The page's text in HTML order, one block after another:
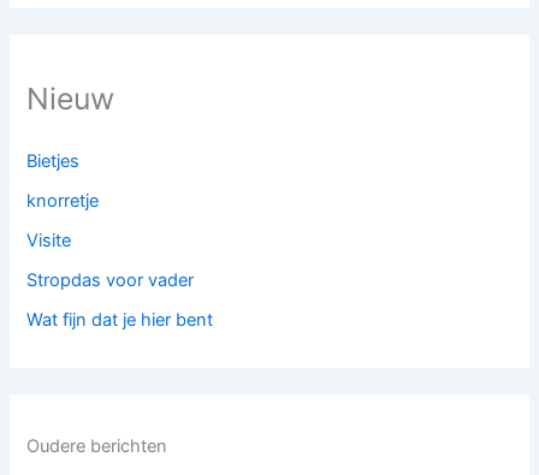
Nieuw
Bietjes
knorretje
Visite
Stropdas voor vader
Wat fijn dat je hier bent
Oudere berichten